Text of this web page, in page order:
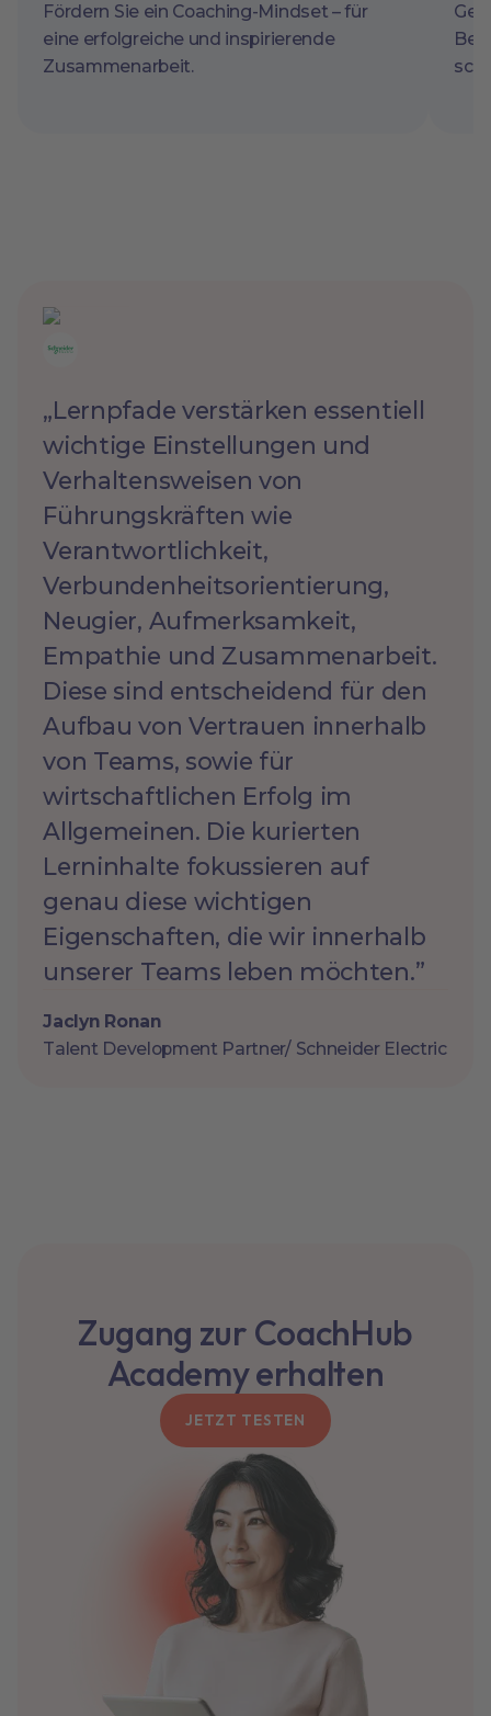
Fördern Sie ein Coaching-Mindset – für
eine erfolgreiche und inspirierende
Zusammenarbeit.
„Lernpfade verstärken essentiell
wichtige Einstellungen und
Verhaltensweisen von
Führungskräften wie
Verantwortlichkeit,
Verbundenheitsorientierung,
Neugier, Aufmerksamkeit,
Empathie und Zusammenarbeit.
Diese sind entscheidend für den
Aufbau von Vertrauen innerhalb
von Teams, sowie für
wirtschaftlichen Erfolg im
Allgemeinen. Die kurierten
Lerninhalte fokussieren auf
genau diese wichtigen
Eigenschaften, die wir innerhalb
unserer Teams leben möchten.”
Jaclyn Ronan
Talent Development Partner/ Schneider Electric
Zugang zur CoachHub
Academy erhalten
JETZT TESTEN